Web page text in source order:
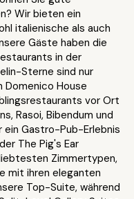
Wir bieten ein
italienische als auch
Gäste haben die
in der
Sterne sind nur
Domenico House
vor Ort
Rasoi, Bibendum und
ein Gastro-Pub-Erlebnis
The Pig's Ear
Zimmertypen,
mit ihren eleganten
Top-Suite, während